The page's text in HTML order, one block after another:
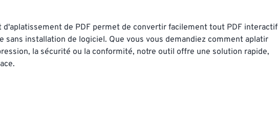
de PDF permet de convertir facilement tout PDF interactif
sans installation de logiciel. Que vous vous demandiez comment aplatir
la sécurité ou la conformité, notre outil offre une solution rapide,